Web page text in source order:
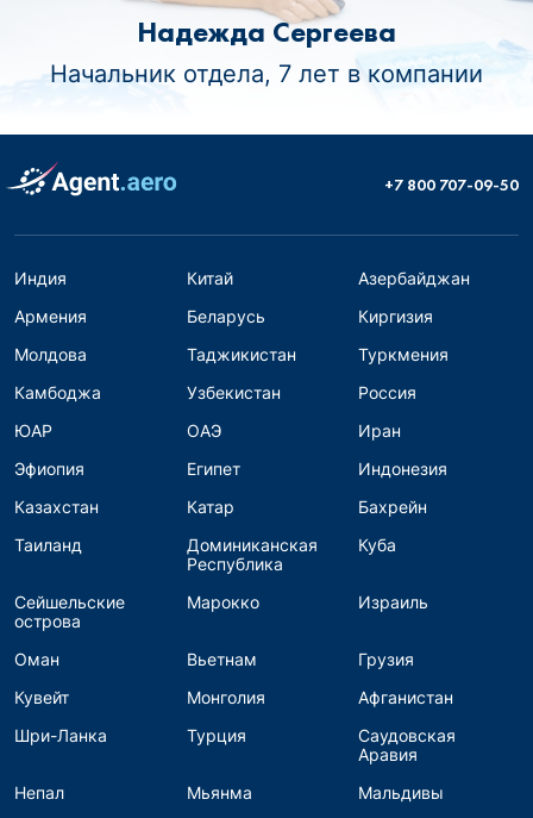
Надежда Сергеева
Начальник отдела, 7 лет в компании
+7 800 707-09-50
Индия Китай
Азербайджан
Армения
Беларусь
Киргизия
Молдова
Таджикистан
Туркмения
Камбоджа
Узбекистан
Россия
ЮАР
ОАЭ
Иран
Эфиопия
Египет
Индонезия
Казахстан
Катар
Бахрейн
Таиланд
Доминиканская
Республика
Куба
Сейшельские
острова
Марокко Израиль
Оман Вьетнам
Грузия
Кувейт
Монголия
Афганистан
Шри-Ланка
Турция
Саудовская
Аравия
Непал
Мьянма
Мальдивы